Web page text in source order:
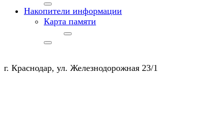
Накопители информации
Карта памяти
г. Краснодар, ул. Железнодорожная 23/1